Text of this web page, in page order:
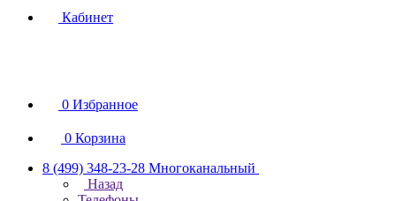
Кабинет
0 Избранное
0 Корзина
8 (499) 348-23-28 Многоканальный
Назад